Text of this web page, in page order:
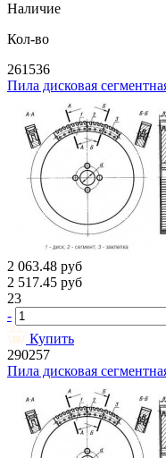
Наличие
Кол-во
261536
Пила дисковая
2 063.48 руб
2 517.45 руб
23
-
Купить
290257
Пила дисковая